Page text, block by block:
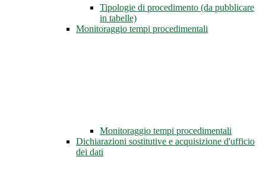
Tipologie di procedimento (da pubblicare
in tabelle)
Monitoraggio tempi procedimentali
Monitoraggio tempi procedimentali
Dichiarazioni sostitutive e acquisizione d'ufficio
dei dati